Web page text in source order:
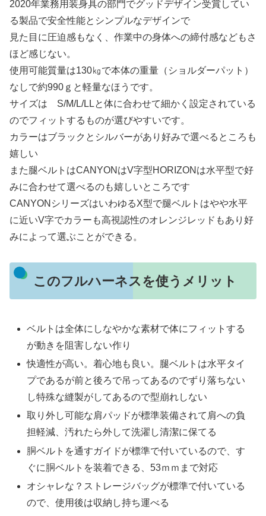
2020年業務用装身具の部門でグッドデザイン受賞してい
る製品で安全性能とシンプルなデザインで
見た目に圧迫感もなく、作業中の身体への締付感などもさ
ほど感じない。
使用可能質量は130㎏で本体の重量（ショルダーパット）
なしで約990ｇと軽量なほうです。
サイズは S/M/L/LLと体に合わせて細かく設定されている
のでフィットするものが選びやすいです。
カラーはブラックとシルバーがあり好みで選べるところも
嬉しい
また腿ベルトはCANYONはV字型HORIZONは水平型で好
みに合わせて選べるのも嬉しいところです
CANYONシリーズはいわゆるX型で腿ベルトはやや水平
に近いV字でカラーも高視認性のオレンジレッドもあり好
みによって選ぶことができる。
このフルハーネスを使うメリット
ベルトは全体にしなやかな素材で体にフィットする
が動きを阻害しない作り
快適性が高い。着心地も良い。腿ベルトは水平タイ
プであるが前と後ろで吊ってあるのでずり落ちない
し特殊な縫製がしてあるので型崩れしない
取り外し可能な肩パッドが標準装備されて肩への負
担軽減、汚れたら外して洗濯し清潔に保てる
胴ベルトを通すガイドが標準で付いているので、す
ぐに胴ベルトを装着できる、53ｍｍまで対応
オシャレな？ストレージバッグが標準で付いている
ので、使用後は収納し持ち運べる